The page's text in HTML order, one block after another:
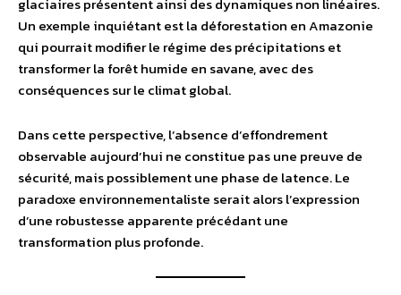
Un exemple inquiétant est la déforestation en Amazonie
qui pourrait modifier le régime des précipitations et
transformer la forêt humide en savane, avec des
conséquences sur le climat global.
Dans cette perspective, l’absence d’effondrement
observable aujourd’hui ne constitue pas une preuve de
sécurité, mais possiblement une phase de latence. Le
paradoxe environnementaliste serait alors l’expression
d’une robustesse apparente précédant une
transformation plus profonde.